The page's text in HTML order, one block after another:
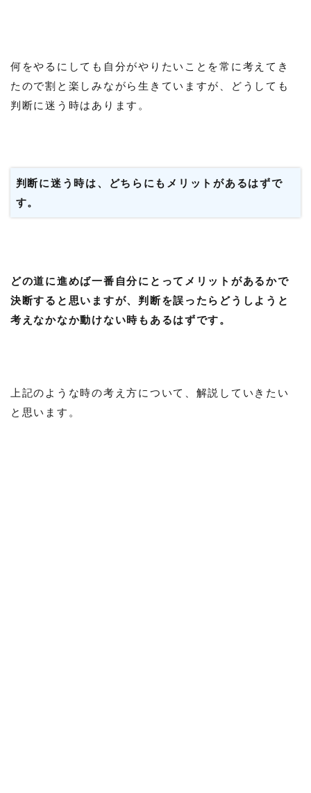
何をやるにしても自分がやりたいことを常に考えてき
たので割と楽しみながら生きていますが、どうしても
判断に迷う時はあります。
判断に迷う時は、どちらにもメリットがあるはずで
す。
どの道に進めば一番自分にとってメリットがあるかで
決断すると思いますが、判断を誤ったらどうしようと
考えなかなか動けない時もあるはずです。
上記のような時の考え方について、解説していきたい
と思います。